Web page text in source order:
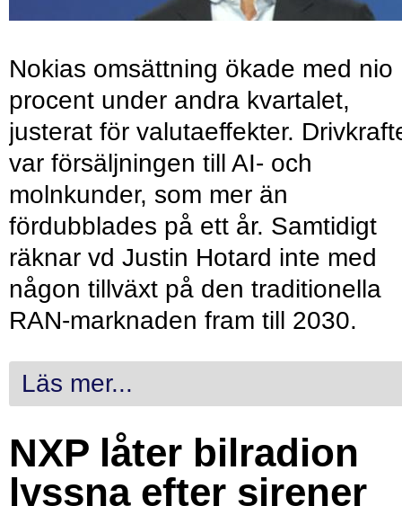
Nokias omsättning ökade med nio
procent under andra kvartalet,
justerat för valutaeffekter.
var försäljningen till AI- och
molnkunder, som mer än
fördubblades på ett år. Samtidigt
räknar vd Justin Hotard inte med
någon tillväxt på den traditionella
RAN-marknaden fram till 2030.
Läs mer...
NXP låter bilradion
lyssna efter sirener